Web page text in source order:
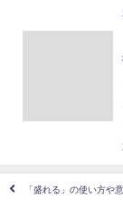
「盛れる」の使い方や